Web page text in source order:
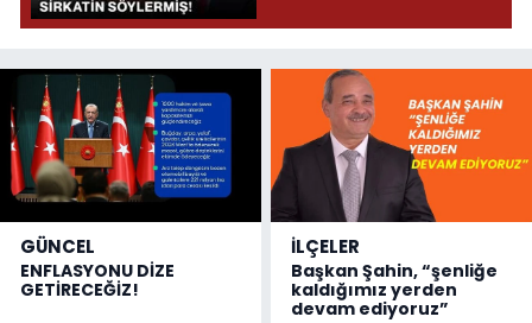
GÜNCEL
ENFLASYONU DİZE
GETİRECEĞİZ!
İLÇELER
Başkan Şahin, “şenliğe
kaldığımız yerden
devam ediyoruz”